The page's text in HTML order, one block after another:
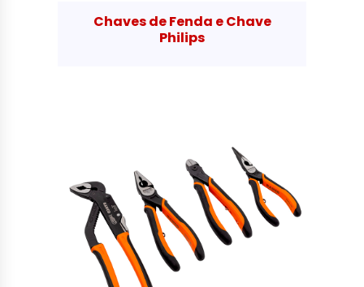
Chaves de Fenda e Chave
Philips